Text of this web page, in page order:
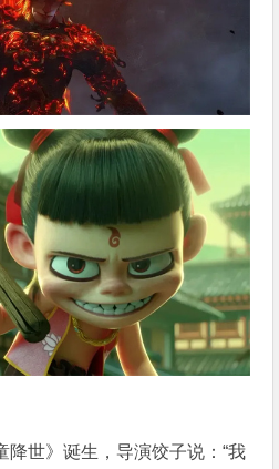
降世》诞生，导演饺子说：“我